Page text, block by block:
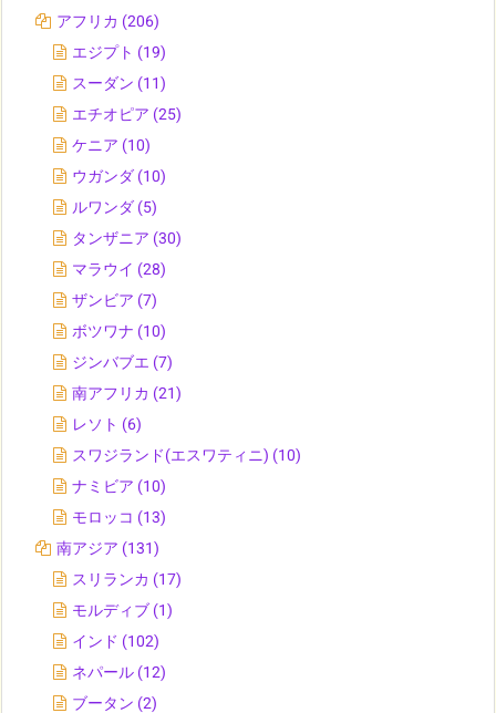
アフリカ (206)
エジプト (19)
スーダン (11)
エチオピア (25)
ケニア (10)
ウガンダ (10)
ルワンダ (5)
タンザニア (30)
マラウイ (28)
ザンビア (7)
ボツワナ (10)
ジンバブエ (7)
南アフリカ (21)
レソト (6)
スワジランド(エスワティニ) (10)
ナミビア (10)
モロッコ (13)
南アジア (131)
スリランカ (17)
モルディブ (1)
インド (102)
ネパール (12)
ブータン (2)